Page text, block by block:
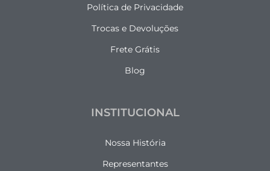
Política de Privacidade
Trocas e Devoluções
Frete Grátis
Blog
INSTITUCIONAL
Nossa História
Representantes